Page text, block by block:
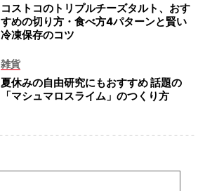
コストコのトリプルチーズタルト、おす
すめの切り方・食べ方4パターンと賢い
冷凍保存のコツ
雑貨
夏休みの自由研究にもおすすめ 話題の
「マシュマロスライム」のつくり方